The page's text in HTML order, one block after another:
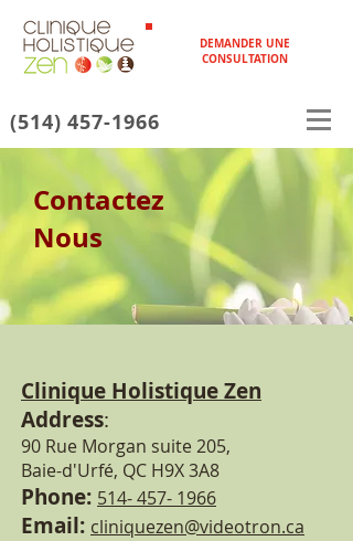
DEMANDER UNE
CONSULTATION
(514) 457-1966
Contactez
Nous
Clinique Holistique Zen
Address:
90 Rue Morgan suite 205,
Baie-d'Urfé, QC H9X 3A8
Phone: 514- 457- 1966
Email: cliniquezen@videotron.ca